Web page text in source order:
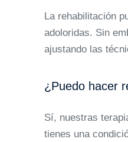
La rehabilitación
adoloridas. Sin
ajustando las
¿Puedo hacer
Sí, nuestras
tienes una